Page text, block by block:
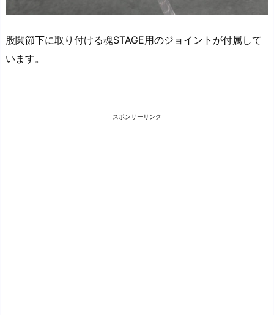
股関節下に取り付ける魂STAGE用のジョイントが付属して
います。
スポンサーリンク